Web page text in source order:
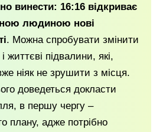
винести: 16:16 відкриває
людиною нові
. Можна спробувати змінити
життєві підвалини, які,
ніяк не зрушити з місця.
доведеться докласти
в першу чергу –
плану, адже потрібно